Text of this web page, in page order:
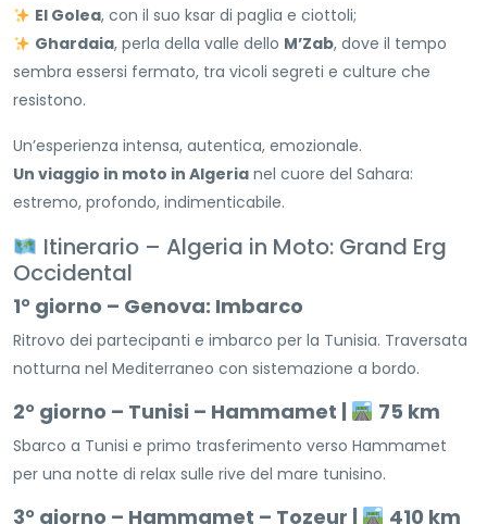
El Golea, con il suo ksar di paglia e ciottoli;
Ghardaia, perla della valle dello M’Zab, dove il tempo
sembra essersi fermato, tra vicoli segreti e culture che
resistono.
Un’esperienza intensa, autentica, emozionale.
Un viaggio in moto in Algeria nel cuore del Sahara:
estremo, profondo, indimenticabile.
Itinerario – Algeria in Moto: Grand Erg
Occidental
1° giorno – Genova: Imbarco
Ritrovo dei partecipanti e imbarco per la Tunisia. Traversata
notturna nel Mediterraneo con sistemazione a bordo.
2° giorno – Tunisi – Hammamet | 75 km
Sbarco a Tunisi e primo trasferimento verso Hammamet
per una notte di relax sulle rive del mare tunisino.
3° giorno – Hammamet – Tozeur | 410 km